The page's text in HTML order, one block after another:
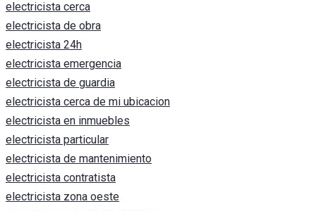
electricista cerca
electricista de obra
electricista 24h
electricista emergencia
electricista de guardia
electricista cerca de mi ubicacion
electricista en inmuebles
electricista particular
electricista de mantenimiento
electricista contratista
electricista zona oeste